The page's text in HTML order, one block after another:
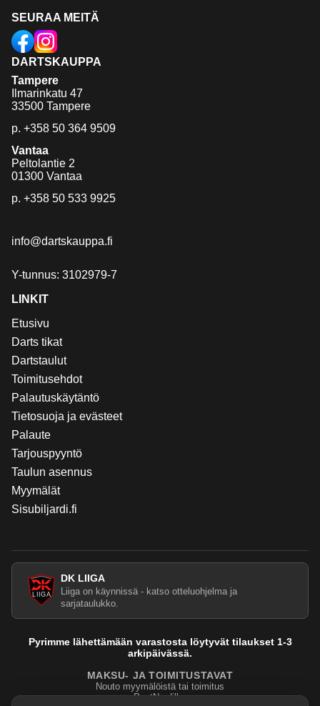
DARTSKAUPPA
Tampere
Ilmarinkatu 47
33500 Tampere
p. +358 50 364 9509
Vantaa
Peltolantie 2
01300 Vantaa
p. +358 50 533 9925
info@dartskauppa.fi
Y-tunnus: 3102979-7
SEURAA MEITÄ
LINKIT
Etusivu
Darts tikat
Dartstaulut
Toimitusehdot
Palautuskäytäntö
Tietosuoja ja evästeet
Palaute
Tarjouspyyntö
Taulun asennus
Myymälät
Sisubiljardi.fi
DK LIIGA
Liiga on käynnissä - katso otteluohjelma ja
sarjataulukko.
Pyrimme lähettämään varastosta löytyvät tilaukset 1-3
arkipäivässä.
MAKSU- JA TOIMITUSTAVAT
Nouto myymälöistä tai toimitus
PostNordilla.